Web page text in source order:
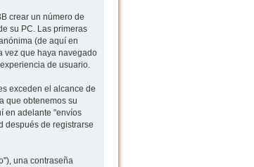
crear un número de
su PC. Las primeras
(de aquí en
vez que haya navegado
de usuario.
exceden el alcance de
que obtenemos su
en adelante "envíos
después de registrarse
una contraseña